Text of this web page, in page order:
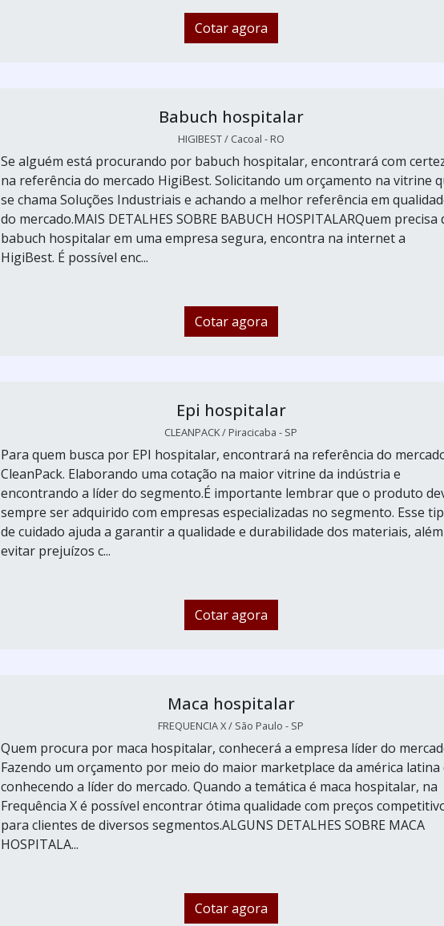
Cotar agora
Babuch hospitalar
HIGIBEST / Cacoal - RO
Se alguém está procurando por babuch hospitalar, encontrará com
na referência do mercado HigiBest. Solicitando um orçamento na vitrine
se chama Soluções Industriais e achando a melhor referência em
do mercado.MAIS DETALHES SOBRE BABUCH HOSPITALARQuem precisa
babuch hospitalar em uma empresa segura, encontra na internet a
HigiBest. É possível enc...
Cotar agora
Epi hospitalar
CLEANPACK / Piracicaba - SP
Para quem busca por EPI hospitalar, encontrará na referência do
CleanPack. Elaborando uma cotação na maior vitrine da indústria e
encontrando a líder do segmento.É importante lembrar que o produto
sempre ser adquirido com empresas especializadas no segmento. Esse
de cuidado ajuda a garantir a qualidade e durabilidade dos materiais,
evitar prejuízos c...
Cotar agora
Maca hospitalar
FREQUENCIA X / São Paulo - SP
Quem procura por maca hospitalar, conhecerá a empresa líder do
Fazendo um orçamento por meio do maior marketplace da américa latina
conhecendo a líder do mercado. Quando a temática é maca hospitalar, na
Frequência X é possível encontrar ótima qualidade com preços
para clientes de diversos segmentos.ALGUNS DETALHES SOBRE MACA
HOSPITALA...
Cotar agora